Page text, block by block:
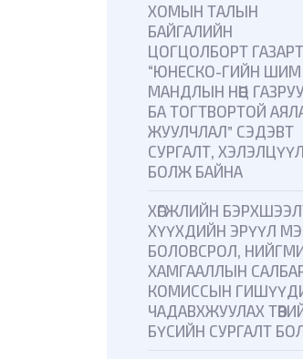
ХОМЫН ТАЛЫН
БАЙГАЛИЙН
ЦОГЦОЛБОРТ ГАЗАРТ
“ЮНЕСКО-ГИЙН ШИМ
МАНДЛЫН НӨӨЦ
БА ТОГТВОРТОЙ
ЖУУЛЧЛАЛ” СЭДЭВТ
СУРГАЛТ,
БОЛЖ БАЙНА
ХӨГЖЛИЙН
ХҮҮХДИЙН ЭРҮҮЛ
БОЛОВСРОЛ,
ХАМГААЛЛЫН
КОМИССЫН
ЧАДАВХЖУУЛАХ
БҮСИЙН СУРГАЛТ